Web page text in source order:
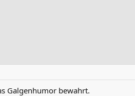
Galgenhumor bewahrt.